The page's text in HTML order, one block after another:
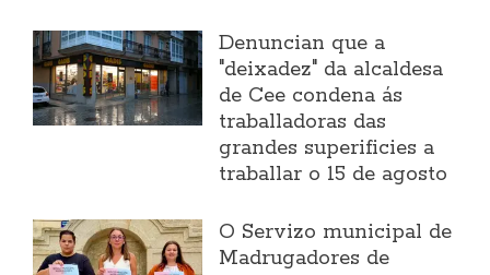
Denuncian que a
"deixadez" da alcaldesa
de Cee condena ás
traballadoras das
grandes superificies a
traballar o 15 de agosto
O Servizo municipal de
Madrugadores de